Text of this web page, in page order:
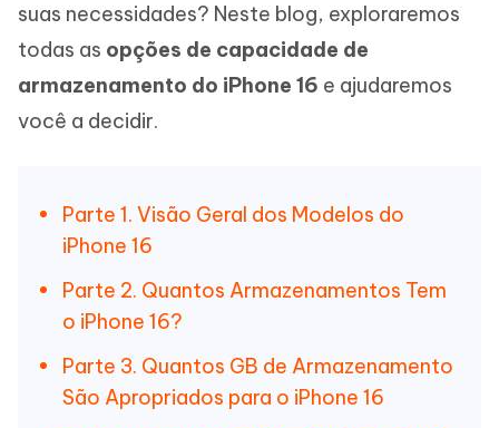
suas necessidades? Neste blog, exploraremos
todas as opções de capacidade de
armazenamento do iPhone 16 e ajudaremos
você a decidir.
Parte 1. Visão Geral dos Modelos do
iPhone 16
Parte 2. Quantos Armazenamentos Tem
o iPhone 16?
Parte 3. Quantos GB de Armazenamento
São Apropriados para o iPhone 16